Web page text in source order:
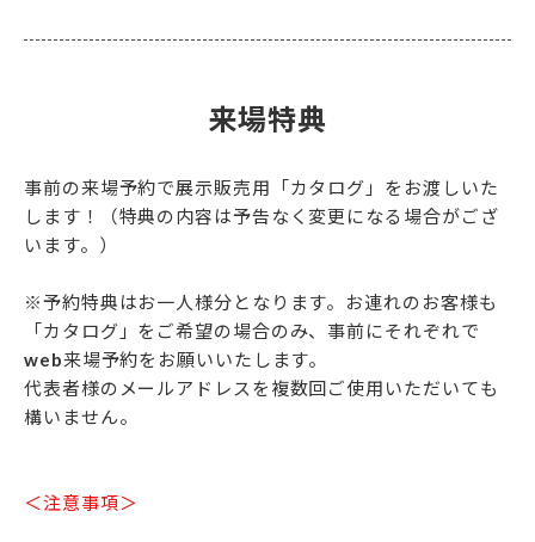
来場特典
事前の来場予約で展示販売用「カタログ」をお渡しいた
します！（特典の内容は予告なく変更になる場合がござ
います。）
※予約特典はお一人様分となります。お連れのお客様も
「カタログ」をご希望の場合のみ、事前にそれぞれで
web来場予約をお願いいたします。
代表者様のメールアドレスを複数回ご使用いただいても
構いません。
＜注意事項＞